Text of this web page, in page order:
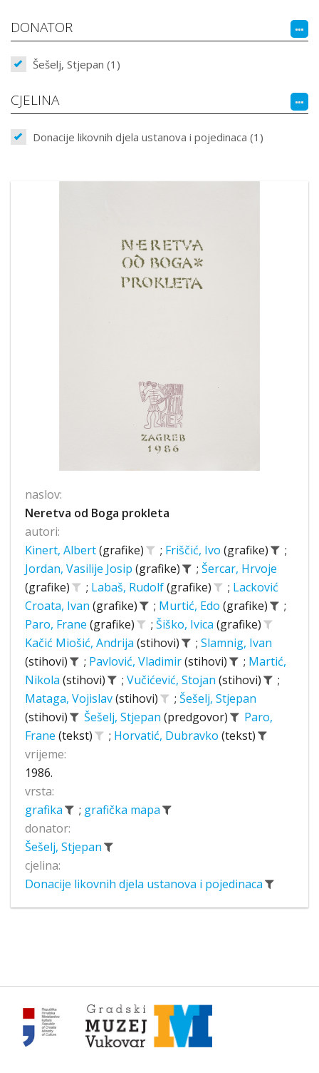
DONATOR
Šešelj, Stjepan (1)
CJELINA
Donacije likovnih djela ustanova i pojedinaca (1)
naslov:
Neretva od Boga prokleta
autori:
Kinert, Albert(grafike) ; Friščić, Ivo (grafike)
;
Jordan, Vasilije Josip (grafike) ; Šercar, Hrvoje
(grafike)
; Labaš, Rudolf(grafike) ; Lacković
Croata, Ivan (grafike) ; Murtić, Edo (grafike)
;
Paro, Frane (grafike) ; Šiško, Ivica (grafike)
Kačić Miošić, Andrija (stihovi) ; Slamnig, Ivan
(stihovi)
; Pavlović, Vladimir(stihovi) ; Martić,
Nikola (stihovi) ; Vučićević, Stojan (stihovi)
;
Mataga, Vojislav(stihovi) ; Šešelj, Stjepan
(stihovi)
Šešelj, Stjepan (predgovor)
Paro,
Frane (tekst) ; Horvatić, Dubravko (tekst)
vrijeme:
1986.
vrsta:
grafika
; grafička mapa
donator:
Šešelj, Stjepan
cjelina:
Donacije likovnih djela ustanova i pojedinaca